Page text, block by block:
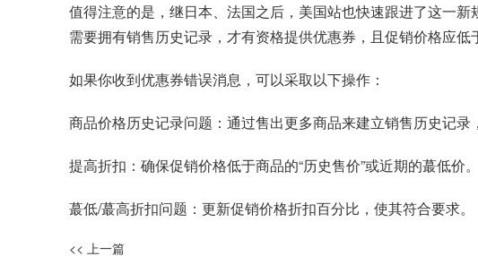
值得注意的是，继日本、法国之后，美国站也快速跟进了这一
需要拥有销售历史记录，才有资格提供优惠券，且促销价格应低
如果你收到优惠券错误消息，可以采取以下操作：
商品价格历史记录问题：通过售出更多商品来建立销售历史记录
提高折扣：确保促销价格低于商品的“历史售价”或近期的蕞低价。
蕞低/蕞高折扣问题：更新促销价格折扣百分比，使其符合要求。
<< 上一篇